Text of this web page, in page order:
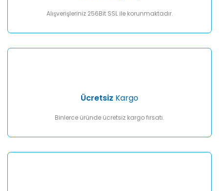
Alışverişleriniz 256Bit SSL ile korunmaktadır.
Ücretsiz Kargo
Binlerce üründe ücretsiz kargo fırsatı.